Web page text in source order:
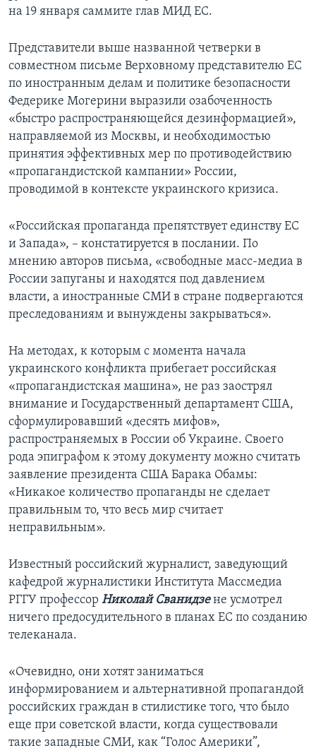
на 19 января саммите глав МИД ЕС.
Представители выше названной четверки в
совместном письме Верховному представителю ЕС
по иностранным делам и политике безопасности
Федерике Могерини выразили озабоченность
«быстро распространяющейся дезинформацией»,
направляемой из Москвы, и необходимостью
принятия эффективных мер по противодействию
«пропагандистской кампании» России,
проводимой в контексте украинского кризиса.
«Российская пропаганда препятствует единству ЕС
и Запада», – констатируется в послании. По
мнению авторов письма, «свободные масс-медиа в
России запуганы и находятся под давлением
власти, а иностранные СМИ в стране подвергаются
преследованиям и вынуждены закрываться».
На методах, к которым с момента начала
украинского конфликта прибегает российская
«пропагандистская машина», не раз заострял
внимание и Государственный департамент США,
сформулировавший «десять мифов»,
распространяемых в России об Украине. Своего
рода эпиграфом к этому документу можно считать
заявление президента США Барака Обамы:
«Никакое количество пропаганды не сделает
правильным то, что весь мир считает
неправильным».
Известный российский журналист, заведующий
кафедрой журналистики Института Массмедиа
РГГУ профессор Николай Сванидзене усмотрел
ничего предосудительного в планах ЕС по созданию
телеканала.
«Очевидно, они хотят заниматься
информированием и альтернативной пропагандой
российских граждан в стилистике того, что было
еще при советской власти, когда существовали
такие западные СМИ, как “Голос Америки”,